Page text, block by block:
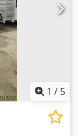
1 / 5